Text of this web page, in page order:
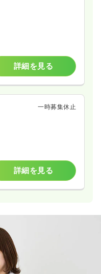
詳細を見る
一時募集休止
詳細を見る